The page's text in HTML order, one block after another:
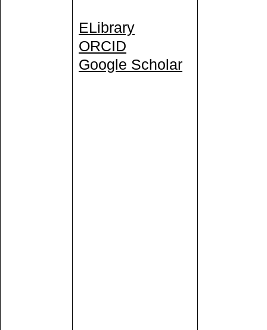
ELibrary
ORCID
Google Scholar